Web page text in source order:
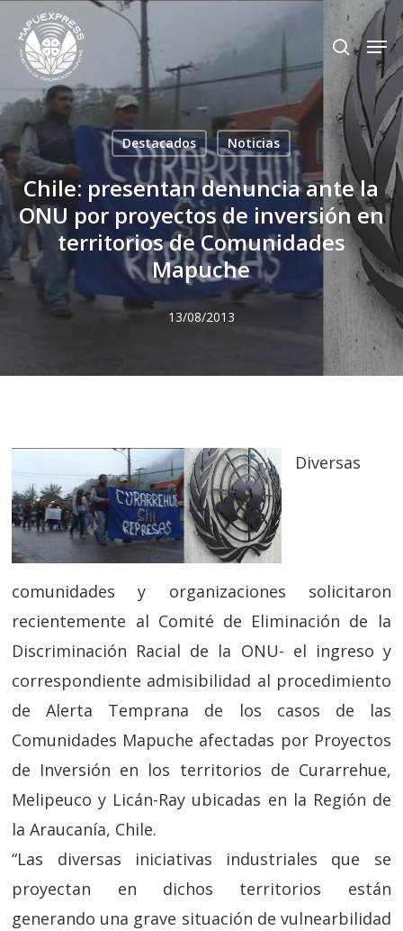
main
content
search
Destacados Noticias
Chile: presentan denuncia ante la
ONU por proyectos de inversión en
territorios de Comunidades
Mapuche
13/08/2013
Diversas
comunidades y organizaciones solicitaron
recientemente al Comité de Eliminación de la
Discriminación Racial de la ONU- el ingreso y
correspondiente admisibilidad al procedimiento
de Alerta Temprana de los casos de las
Comunidades Mapuche afectadas por Proyectos
de Inversión en los territorios de Curarrehue,
Melipeuco y Licán-Ray ubicadas en la Región de
la Araucanía, Chile.
“Las diversas iniciativas industriales que se
proyectan en dichos territorios están
generando una grave situación de vulnearbilidad
Close
Menu